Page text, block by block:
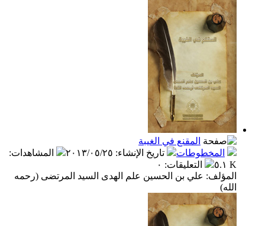
المقنع في الغيبة
المخطوطات
تاريخ الإنشاء: ٢٠١٣/٠٥/٢٥ المشاهدات:
٥.١ K
التعليقات: ٠
المؤلف: علي بن الحسين علم الهدى السيد المرتضى (رحمه
الله)